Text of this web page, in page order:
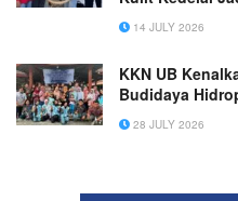
14 JULY 2026
KKN UB
Budidaya
28 JULY 2026